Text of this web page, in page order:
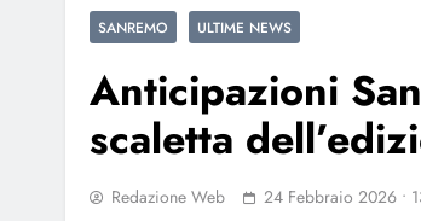
SANREMO ULTIME NEWS
Anticipazioni
scaletta
Redazione Web 24 Febbraio 2026 •